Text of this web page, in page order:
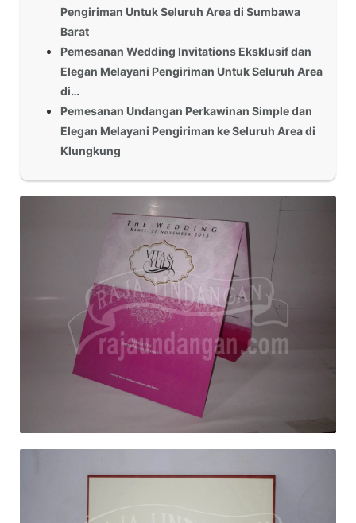
Pengiriman Untuk Seluruh Area di Sumbawa
Barat
Pemesanan Wedding Invitations Eksklusif dan
Elegan Melayani Pengiriman Untuk Seluruh Area
di…
Pemesanan Undangan Perkawinan Simple dan
Elegan Melayani Pengiriman ke Seluruh Area di
Klungkung